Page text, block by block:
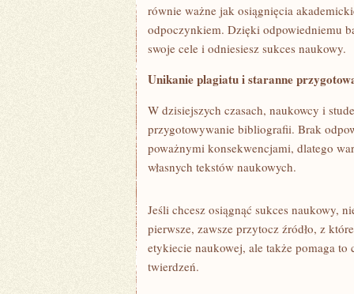
równie ważne‍ jak osiągnięcia
odpoczynkiem. Dzięki odpowiedniemu
‍swoje cele i odniesiesz sukces‌ naukowy.
Unikanie plagiatu i staranne
W dzisiejszych czasach, naukowcy i
przygotowywanie bibliografii. ⁣Brak
poważnymi konsekwencjami, dlatego
własnych tekstów naukowych.
Jeśli chcesz osiągnąć sukces naukowy,
⁣pierwsze, zawsze przytocz źródło, z
etykiecie naukowej,‌ ale także pomaga
twierdzeń.